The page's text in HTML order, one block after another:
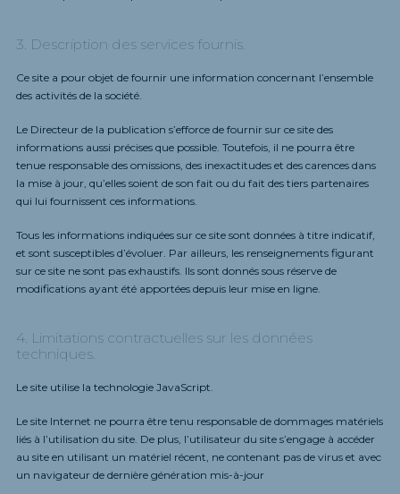
3. Description des services fournis.
Ce site a pour objet de fournir une information concernant l’ensemble
des activités de la société.
Le Directeur de la publication s’efforce de fournir sur ce site des
informations aussi précises que possible. Toutefois, il ne pourra être
tenue responsable des omissions, des inexactitudes et des carences dans
la mise à jour, qu’elles soient de son fait ou du fait des tiers partenaires
qui lui fournissent ces informations.
Tous les informations indiquées sur ce site sont données à titre indicatif,
et sont susceptibles d’évoluer. Par ailleurs, les renseignements figurant
sur ce site ne sont pas exhaustifs. Ils sont donnés sous réserve de
modifications ayant été apportées depuis leur mise en ligne.
4. Limitations contractuelles sur les données
techniques.
Le site utilise la technologie JavaScript.
Le site Internet ne pourra être tenu responsable de dommages matériels
liés à l’utilisation du site. De plus, l’utilisateur du site s’engage à accéder
au site en utilisant un matériel récent, ne contenant pas de virus et avec
un navigateur de dernière génération mis-à-jour